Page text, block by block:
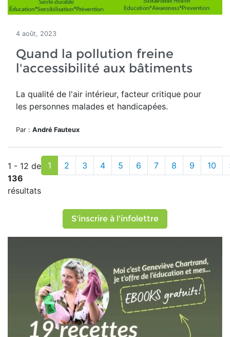
4 août, 2023
Quand la pollution freine
l'accessibilité aux bâtiments
La qualité de l'air intérieur, facteur critique pour
les personnes malades et handicapées.
Par : André Fauteux
1 - 12 de
136
résultats
1 2 3 4 5 6 7 8 9 10
S'inscrire à l'infolettre